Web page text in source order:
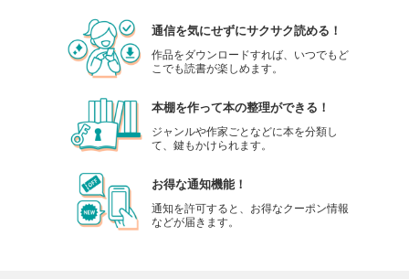
通信を気にせずにサクサク読める！
作品をダウンロードすれば、いつでもど
こでも読書が楽しめます。
本棚を作って本の整理ができる！
ジャンルや作家ごとなどに本を分類し
て、鍵もかけられます。
お得な通知機能！
通知を許可すると、お得なクーポン情報
などが届きます。